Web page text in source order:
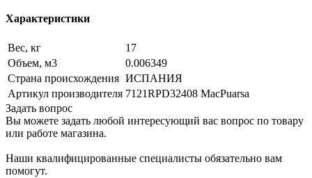
Характеристики
Вес, кг
17
Объем, м3
0.006349
Страна происхождения ИСПАНИЯ
Артикул производителя 7121RPD32408 MacPuarsa
Задать вопрос
Вы можете задать любой интересующий вас вопрос по товару
или работе магазина.
Наши квалифицированные специалисты обязательно вам
помогут.